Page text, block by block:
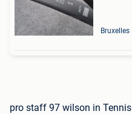
Bruxelles
pro staff 97 wilson in Tennis